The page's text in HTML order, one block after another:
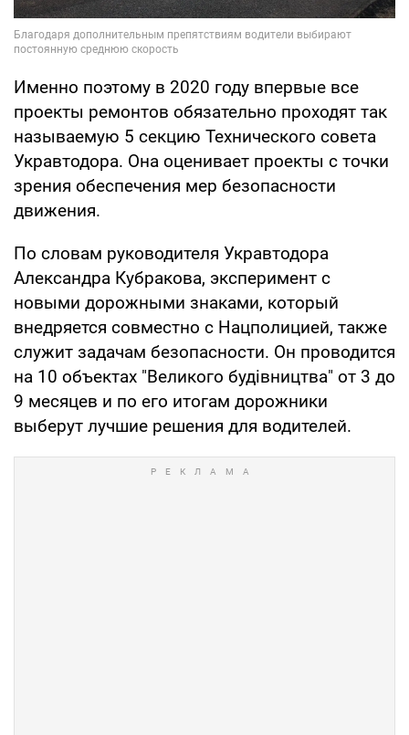
Именно поэтому в 2020 году впервые все
проекты ремонтов обязательно проходят так
называемую 5 секцию Технического совета
Укравтодора. Она оценивает проекты с точки
зрения обеспечения мер безопасности
движения.
По словам руководителя Укравтодора
Александра Кубракова, эксперимент с
новыми дорожными знаками, который
внедряется совместно с Нацполицией, также
служит задачам безопасности. Он проводится
на 10 объектах "Великого будівництва" от 3 до
9 месяцев и по его итогам дорожники
выберут лучшие решения для водителей.